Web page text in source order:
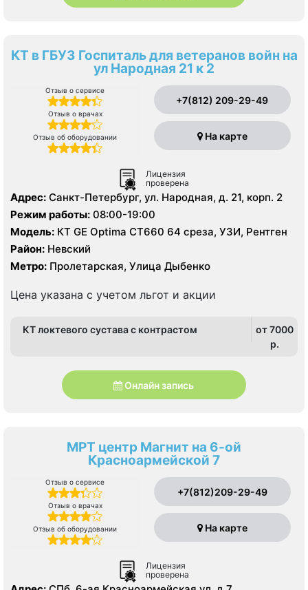
КТ в ГБУЗ Госпиталь для ветеранов войн на
ул Народная 21 к 2
Отзыв о сервисе
Отзыв о врачах
Отзыв об оборудовании
+7(812) 209-29-49
На карте
Лицензия
проверена
Адрес: Санкт-Петербург, ул. Народная, д. 21, корп. 2
Режим работы: 08:00-19:00
Модель: КТ GE Optima CT660 64 среза, УЗИ, Рентген
Район: Невский
Метро: Пролетарская, Улица Дыбенко
Цена указана с учетом льгот и акции
КТ локтевого сустава с контрастом
от 7000
p.
Онлайн запись
МРТ центр Магнит на 6-ой
Красноармейской 7
Отзыв о сервисе
Отзыв о врачах
Отзыв об оборудовании
+7(812)209-29-49
На карте
Лицензия
проверена